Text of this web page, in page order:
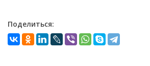
Поделиться: